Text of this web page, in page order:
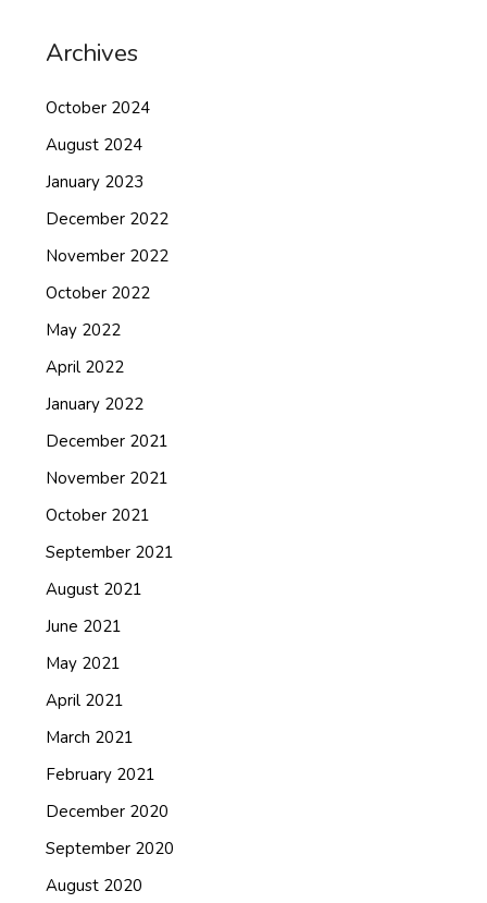
Archives
October 2024
August 2024
January 2023
December 2022
November 2022
October 2022
May 2022
April 2022
January 2022
December 2021
November 2021
October 2021
September 2021
August 2021
June 2021
May 2021
April 2021
March 2021
February 2021
December 2020
September 2020
August 2020